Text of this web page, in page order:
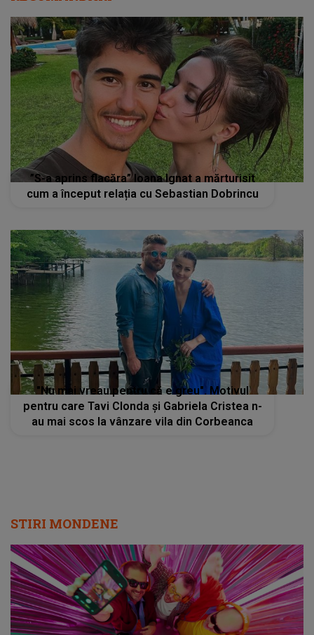
”S-a aprins flacăra” Ioana Ignat a mărturisit
cum a început relația cu Sebastian Dobrincu
"Nu mai vreau pentru că e greu". Motivul
pentru care Tavi Clonda și Gabriela Cristea n-
au mai scos la vânzare vila din Corbeanca
STIRI MONDENE
Radio Impuls cucerește tot mai mulți
ascultători: creșteri semnificative în audiență